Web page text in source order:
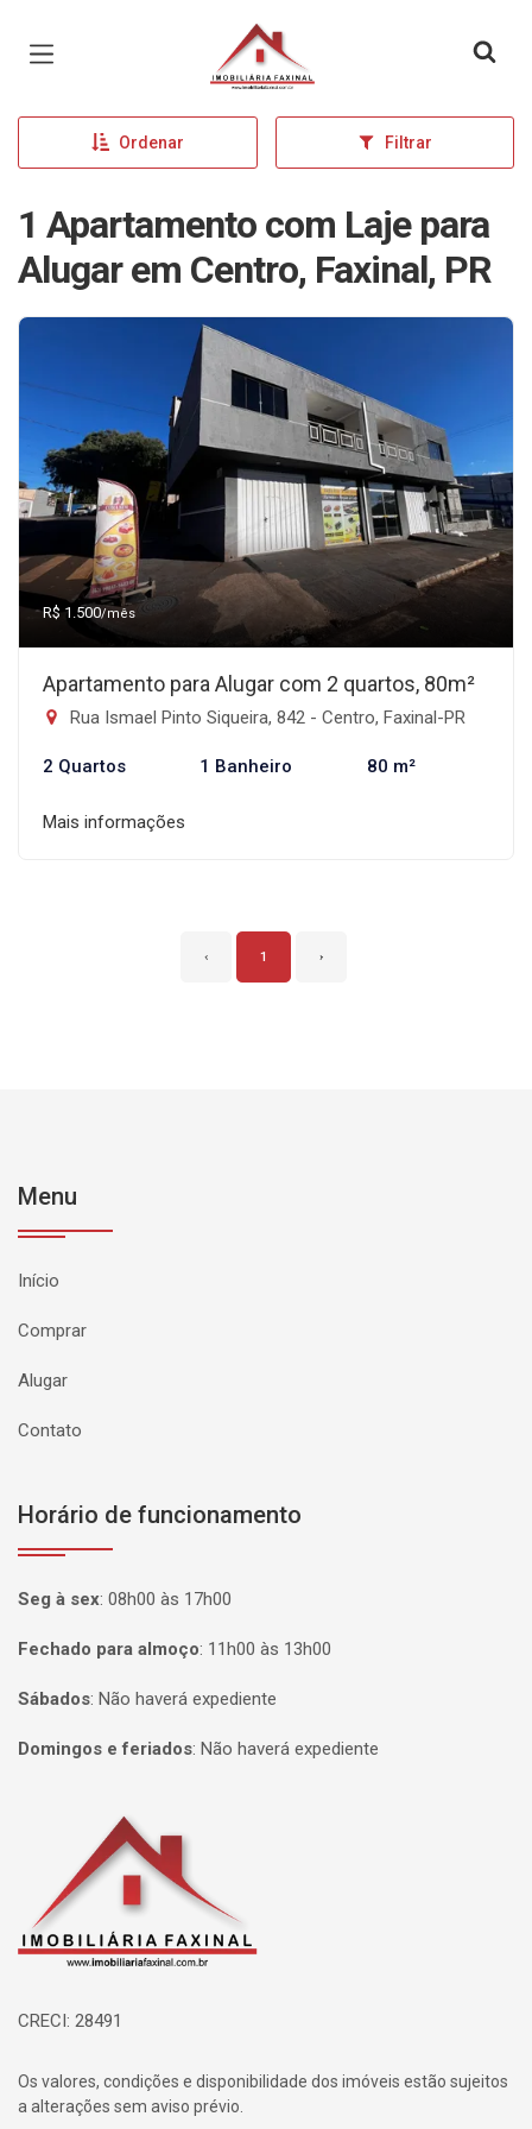
Página inicial
Ordenar Filtrar
1 Apartamento com Laje para
Alugar em Centro, Faxinal, PR
R$ 1.500/mês
Apartamento para Alugar com 2 quartos, 80m²
Rua Ismael Pinto Siqueira, 842 - Centro, Faxinal-PR
2 Quartos 1 Banheiro 80 m²
Mais informações
‹ 1 ›
Menu
Início
Comprar
Alugar
Contato
Horário de funcionamento
Seg à sex: 08h00 às 17h00
Fechado para almoço: 11h00 às 13h00
Sábados: Não haverá expediente
Domingos e feriados: Não haverá expediente
Página inicial
CRECI: 28491
Os valores, condições e disponibilidade dos imóveis estão sujeitos
a alterações sem aviso prévio.